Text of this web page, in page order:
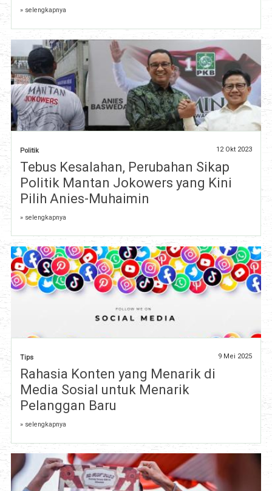
» selengkapnya
Politik 12 Okt 2023
Tebus Kesalahan, Perubahan Sikap
Politik Mantan Jokowers yang Kini
Pilih Anies-Muhaimin
» selengkapnya
Tips 9 Mei 2025
Rahasia Konten yang Menarik di
Media Sosial untuk Menarik
Pelanggan Baru
» selengkapnya